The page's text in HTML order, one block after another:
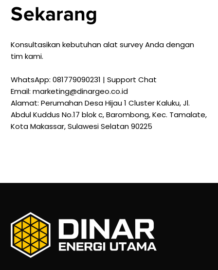
Sekarang
Konsultasikan kebutuhan alat survey Anda dengan
tim kami.
WhatsApp: 081779090231 | Support Chat
Email: marketing@dinargeo.co.id
Alamat:Perumahan Desa Hijau 1 Cluster Kaluku, Jl.
Abdul Kuddus No.17 blok c, Barombong, Kec. Tamalate,
Kota Makassar, Sulawesi Selatan 90225